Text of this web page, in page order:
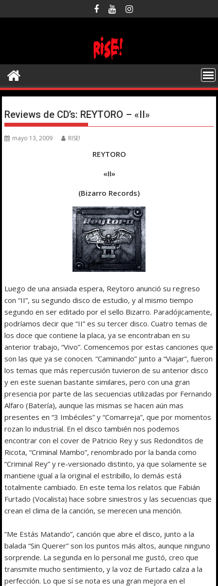
al
Reviews de CD’s: REYTORO – «II»
mayo 13, 2009 RISE!
REYTORO
«II»
(Bizarro Records)
Luego de una ansiada espera, Reytoro anunció su regreso
con “II”, su segundo disco de estudio, y al mismo tiempo
segundo en ser editado por el sello Bizarro. Paradójicamente,
podríamos decir que “II” es su tercer disco. Cuatro temas de
los doce que contiene la placa, ya se encontraban en su
anterior trabajo, “Vivo”. Comencemos por estas canciones que
son las que ya se conocen. “Caminando” junto a “Viajar”, fueron
los temas que más repercusión tuvieron de su anterior disco
y en este suenan bastante similares, pero con una gran
presencia por parte de las secuencias utilizadas por Fernando
Alfaro (Batería), aunque las mismas se hacen aún mas
presentes en “3 Imbéciles” y “Comarreja”, que por momentos
rozan lo industrial. En el disco también nos podemos
encontrar con el cover de Patricio Rey y sus Redonditos de
Ricota, “Criminal Mambo”, renombrado por la banda como
“Criminal Rey” y re-versionado distinto, ya que solamente se
mantiene igual a la original el estribillo, lo demás está
totalmente cambiado. En este tema los relatos que Fabián
Furtado (Vocalista) hace sobre siniestros y las secuencias que
crean el clima de la canción, se merecen una mención.
“Me Estás Matando”, canción que abre el disco, junto a la
balada “Sin Querer” son los puntos más altos, aunque ninguno
sorprende. La segunda en lo personal me gustó, creo que
transmite mucho sentimiento, y la voz de Furtado calza a la
perfección. Lo que sí se nota es una gran mejora en el